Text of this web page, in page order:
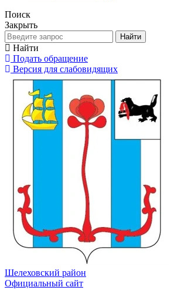
Поиск
Закрыть
Найти
Найти
Подать обращение
Версия для слабовидящих
Шелеховский район
Официальный сайт